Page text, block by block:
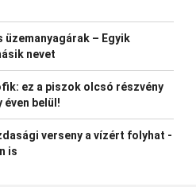
üzemanyagárak – Egyik
nevet
ez a piszok olcsó részvény
éven belül!
verseny a vízért folyhat -
is